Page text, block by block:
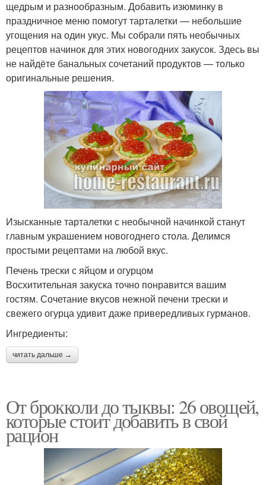
щедрым и разнообразным. Добавить изюминку в
праздничное меню помогут тарталетки — небольшие
угощения на один укус. Мы собрали пять необычных
рецептов начинок для этих новогодних закусок. Здесь вы
не найдёте банальных сочетаний продуктов — только
оригинальные решения.
Изысканные тарталетки с необычной начинкой станут
главным украшением новогоднего стола. Делимся
простыми рецептами на любой вкус.
Печень трески с яйцом и огурцом
Восхитительная закуска точно понравится вашим
гостям. Сочетание вкусов нежной печени трески и
свежего огурца удивит даже привередливых гурманов.
Ингредиенты:
читать дальше →
От брокколи до тыквы: 26 овощей,
которые стоит добавить в свой
рацион